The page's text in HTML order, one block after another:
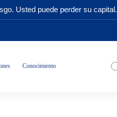
Usted puede perder su capital.
Conocimiento